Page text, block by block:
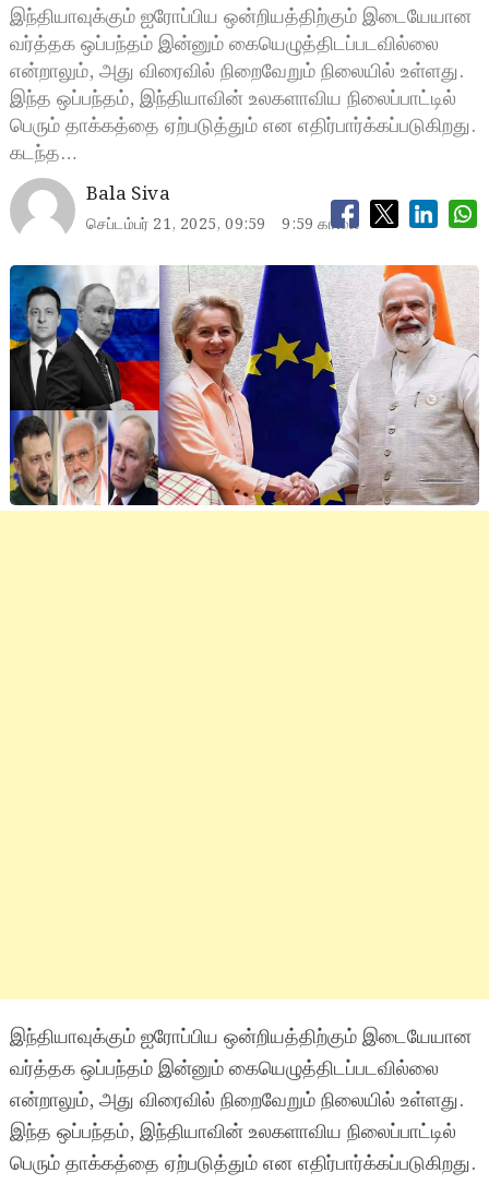
இந்தியாவுக்கும் ஐரோப்பிய ஒன்றியத்திற்கும் இடையேயான
வர்த்தக ஒப்பந்தம் இன்னும் கையெழுத்திடப்படவில்லை
என்றாலும், அது விரைவில் நிறைவேறும் நிலையில் உள்ளது.
இந்த ஒப்பந்தம், இந்தியாவின் உலகளாவிய நிலைப்பாட்டில்
பெரும் தாக்கத்தை ஏற்படுத்தும் என எதிர்பார்க்கப்படுகிறது.
கடந்த…
Bala Siva
செப்டம்பர் 21, 2025, 09:59 9:59 காலை
இந்தியாவுக்கும் ஐரோப்பிய ஒன்றியத்திற்கும் இடையேயான
வர்த்தக ஒப்பந்தம் இன்னும் கையெழுத்திடப்படவில்லை
என்றாலும், அது விரைவில் நிறைவேறும் நிலையில் உள்ளது.
இந்த ஒப்பந்தம், இந்தியாவின் உலகளாவிய நிலைப்பாட்டில்
பெரும் தாக்கத்தை ஏற்படுத்தும் என எதிர்பார்க்கப்படுகிறது.